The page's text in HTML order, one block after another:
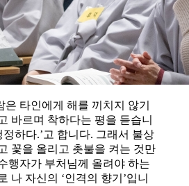
은 타인에게 해를 끼치지 않기
바르며 착하다는 평을 듣습니
정하다.’고 합니다. 그래서 불상
꽃을 올리고 촛불을 켜는 것만
행자가 부처님께 올려야 하는
나 자신의 ‘인격의 향기’입니